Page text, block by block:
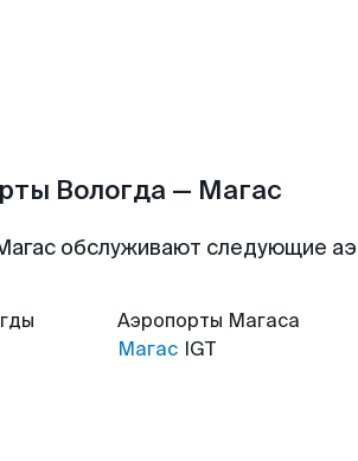
Вологда — Магас
обслуживают следующие
Аэропорты Магаса
Магас IGT